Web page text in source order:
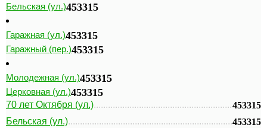
Бельская (ул.)453315
Гаражная (ул.)453315
Гаражный (пер.)453315
Молодежная (ул.)453315
Церковная (ул.)453315
70 лет Октября (ул.)
453315
Бельская (ул.)
453315